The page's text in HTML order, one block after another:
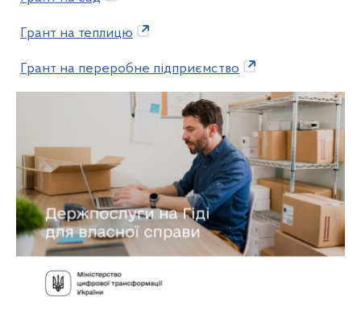
Грант на теплицю
Грант на переробне підприємство